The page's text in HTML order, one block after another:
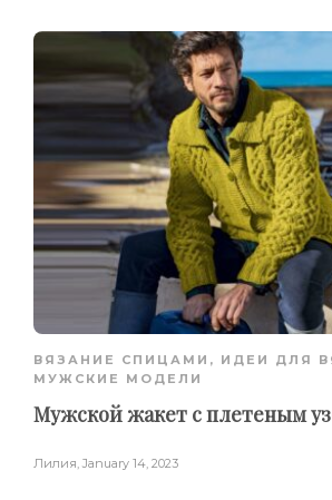
ВЯЗАНИЕ СПИЦАМИ , ИДЕИ ДЛЯ
МУЖСКИЕ МОДЕЛИ
Мужской жакет с плетеным
Лилия January 14, 2023